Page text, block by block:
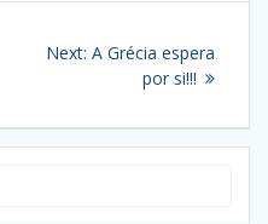
Next: Next
A Grécia espera
por si!!!